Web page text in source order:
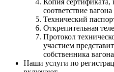
Копия
соответствие
Технический
Открепительная
Протокол
участием
собственника
Наши услуги по